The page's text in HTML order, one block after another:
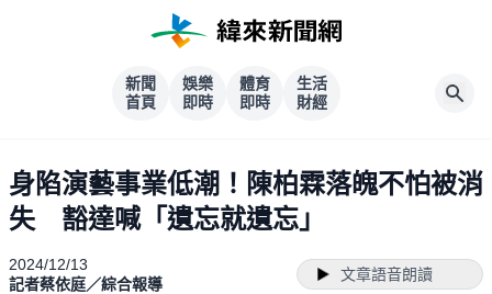
新聞
首頁
娛樂
即時
體育
即時
生活
財經
身陷演藝事業低潮！陳柏霖落魄不怕被消
失 豁達喊「遺忘就遺忘」
2024/12/13
記者蔡依庭／綜合報導
文章語音朗讀